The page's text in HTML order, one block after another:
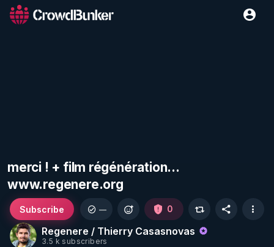
merci ! + film régénération...
www.regenere.org
Regenere / Thierry Casasnovas
3.5 k subscribers
Subscribe — 0